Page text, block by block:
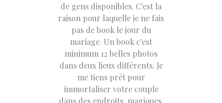
de gens disponibles. C'est la
raison pour laquelle je ne fais
pas de book le jour du
mariage. Un book c'est
minimum 12 belles photos
dans deux lieux différents. Je
me tiens prêt pour
immortaliser votre couple
dans des endroits, magiques,